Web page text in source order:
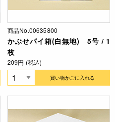
商品No.00635800
かぶせパイ箱(白無地) 5号 / 1
枚
209円 (税込)
買い物かごに入れる